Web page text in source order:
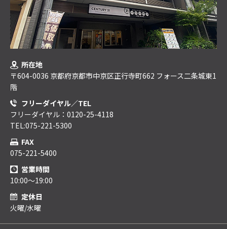
所在地
〒604-0036 京都府京都市中京区正行寺町662 フォース二条城東1
階
フリーダイヤル／TEL
フリーダイヤル：0120-25-4118
TEL:075-221-5300
FAX
075-221-5400
営業時間
10:00～19:00
定休日
火曜/水曜